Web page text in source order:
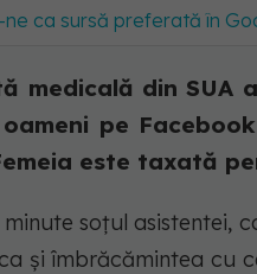
ca sursă preferată în
medicală din SUA
pe
este taxată
soțul asistentei,
și îmbrăcămintea cu